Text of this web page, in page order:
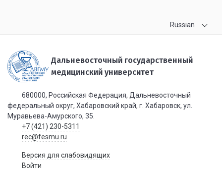
Russian
Дальневосточный государственный
медицинский университет
680000, Российская Федерация, Дальневосточный
федеральный округ, Хабаровский край, г. Хабаровск, ул.
Муравьева-Амурского, 35.
+7 (421) 230-5311
rec@fesmu.ru
Версия для слабовидящих
Войти